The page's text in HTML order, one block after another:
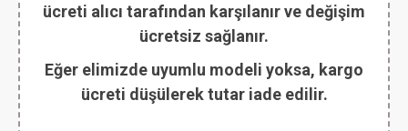
ücreti alıcı tarafından karşılanır ve değişim
ücretsiz sağlanır.
Eğer elimizde uyumlu modeli yoksa, kargo
ücreti düşülerek tutar iade edilir.